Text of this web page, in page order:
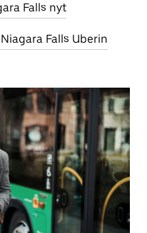
Falls nyt
Falls Uberin